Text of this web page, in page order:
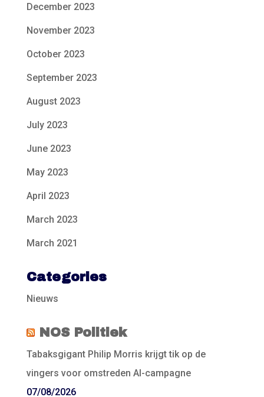
December 2023
November 2023
October 2023
September 2023
August 2023
July 2023
June 2023
May 2023
April 2023
March 2023
March 2021
Categories
Nieuws
NOS Politiek
Tabaksgigant Philip Morris krijgt tik op de
vingers voor omstreden AI-campagne
07/08/2026